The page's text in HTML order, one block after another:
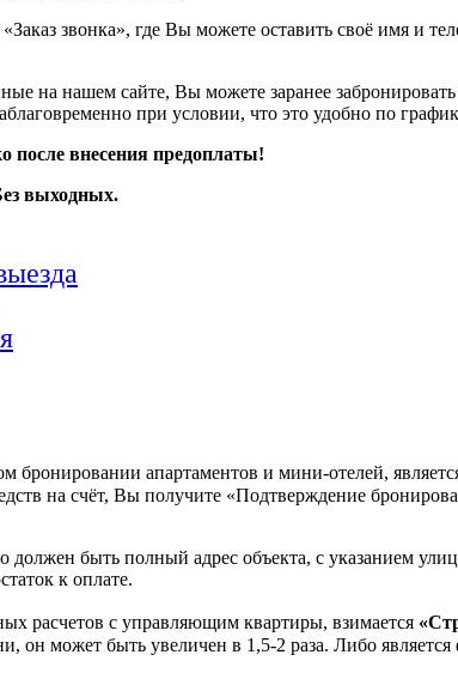
«Заказ звонка», где Вы можете оставить своё имя
на нашем сайте, Вы можете заранее
при условии, что это удобно по
после внесения предоплаты!
выходных.
бронировании апартаментов и мини-отелей,
на счёт, Вы получите «Подтверждение
должен быть полный адрес объекта, с указанием
к оплате.
расчетов с управляющим квартиры, взимается
он может быть увеличен в 1,5-2 раза. Либо